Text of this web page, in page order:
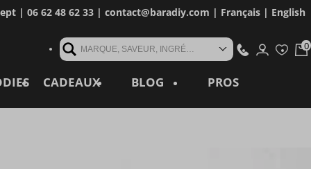
| 06 62 48 62 33 | contact@baradiy.com | Français| English
MARQUE, SAVEUR, INGRÉDIENT, RÉFÉRENCE, MOT CLÉ...
CADEAUX BLOG PROS